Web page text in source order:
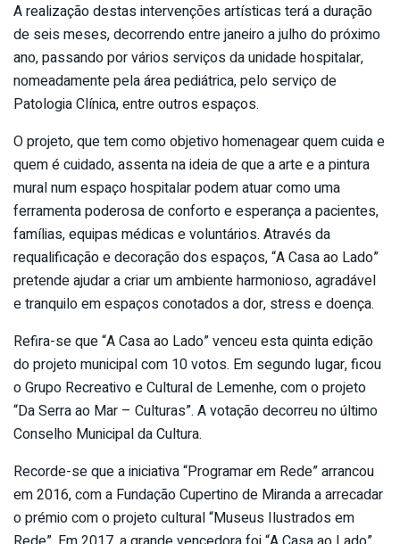
A realização destas intervenções artísticas terá a duração
de seis meses, decorrendo entre janeiro a julho do próximo
ano, passando por vários serviços da unidade hospitalar,
nomeadamente pela área pediátrica, pelo serviço de
Patologia Clínica, entre outros espaços.
O projeto, que tem como objetivo homenagear quem cuida e
quem é cuidado, assenta na ideia de que a arte e a pintura
mural num espaço hospitalar podem atuar como uma
ferramenta poderosa de conforto e esperança a pacientes,
famílias, equipas médicas e voluntários. Através da
requalificação e decoração dos espaços, “A Casa ao Lado”
pretende ajudar a criar um ambiente harmonioso, agradável
e tranquilo em espaços conotados a dor, stress e doença.
Refira-se que “A Casa ao Lado” venceu esta quinta edição
do projeto municipal com 10 votos. Em segundo lugar, ficou
o Grupo Recreativo e Cultural de Lemenhe, com o projeto
“Da Serra ao Mar – Culturas”. A votação decorreu no último
Conselho Municipal da Cultura.
Recorde-se que a iniciativa “Programar em Rede” arrancou
em 2016, com a Fundação Cupertino de Miranda a arrecadar
o prémio com o projeto cultural “Museus Ilustrados em